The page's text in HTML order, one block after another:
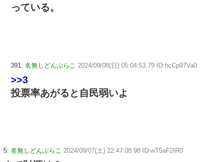
っている。
391: 名無しどんぶらこ 2024/09/08(日) 05:04:53.79 ID:hcCp97Va0
>>3
投票率あがると自民弱いよ
5: 名無しどんぶらこ 2024/09/07(土) 22:47:08.98 ID:wT5aF2IR0